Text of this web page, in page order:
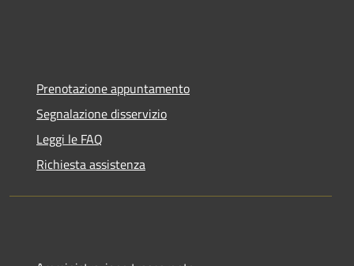
Prenotazione appuntamento
Segnalazione disservizio
Leggi le FAQ
Richiesta assistenza